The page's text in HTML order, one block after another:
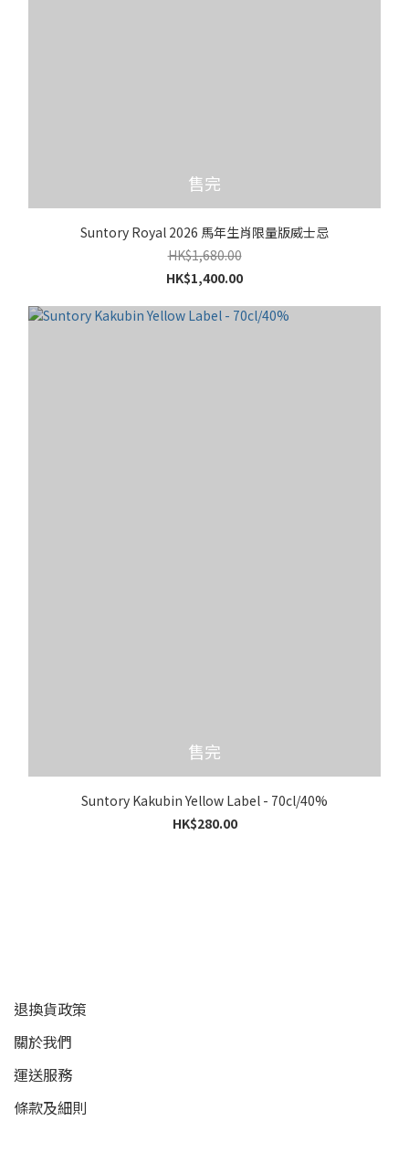
售完
Suntory Royal 2026 馬年生肖限量版威士忌
HK$1,680.00
HK$1,400.00
售完
Suntory Kakubin Yellow Label - 70cl/40%
HK$280.00
退換貨政策
關於我們
運送服務
條款及細則